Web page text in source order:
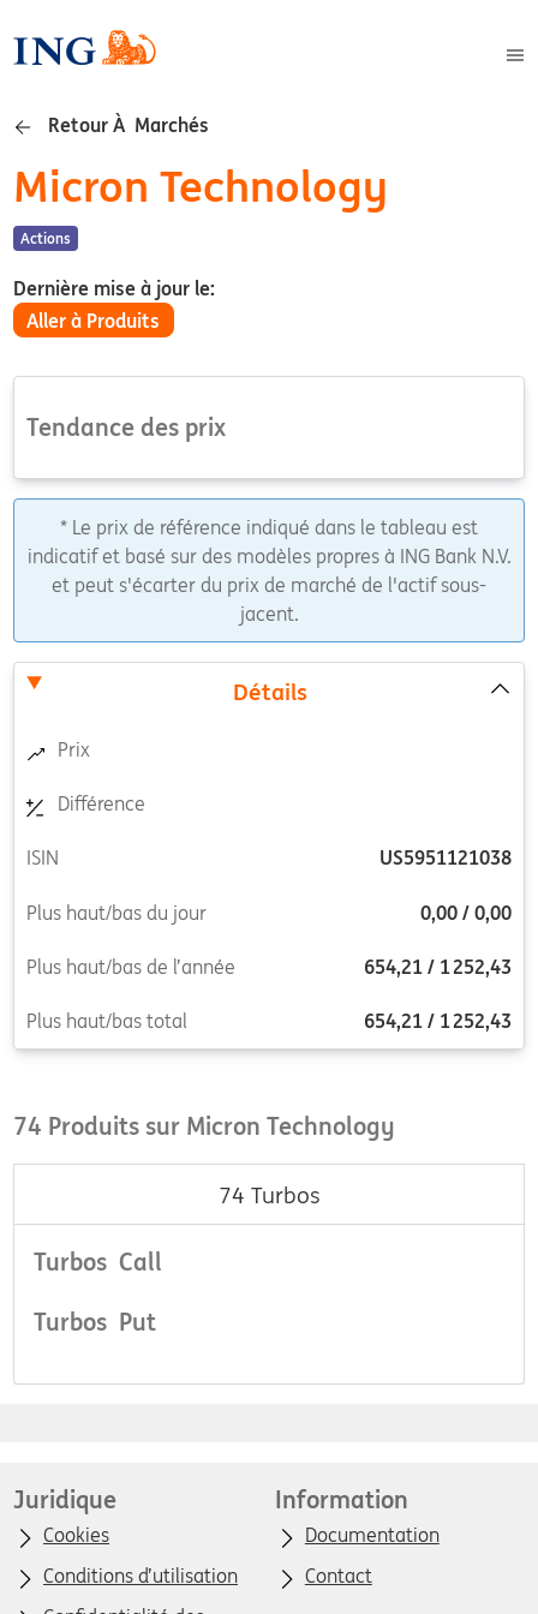
Retour À Marchés
Micron Technology
Actions
Dernière mise à jour le:
Aller à Produits
Tendance des prix
* Le prix de référence indiqué dans le tableau est
indicatif et basé sur des modèles propres à ING Bank N.V.
et peut s'écarter du prix de marché de l'actif sous-
jacent.
Détails
Prix
Différence
ISIN US5951121038
Plus haut/bas du jour 0,00 / 0,00
Plus haut/bas de l’année 654,21 / 1 252,43
Plus haut/bas total 654,21 / 1 252,43
74 Produits sur Micron Technology
74 Turbos
Turbos Call
Turbos Put
Juridique
Cookies
Conditions d’utilisation
Information
Documentation
Contact